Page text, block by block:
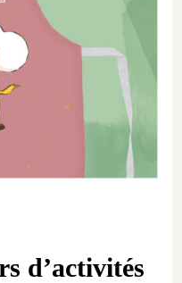
d’activités